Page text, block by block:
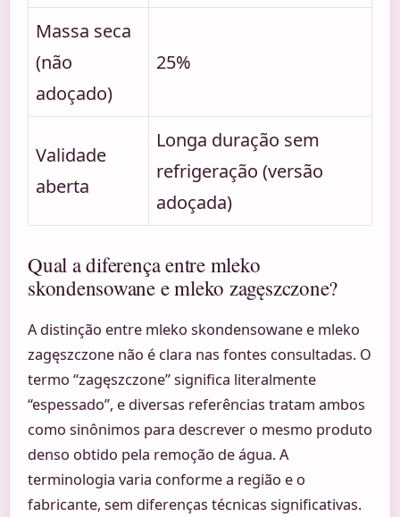
Massa seca
(não
adoçado)
25%
Validade
aberta
Longa duração sem
refrigeração (versão
adoçada)
Qual a diferença entre mleko
skondensowane e mleko zagęszczone?
A distinção entre mleko skondensowane e mleko
zagęszczone não é clara nas fontes consultadas. O
termo “zagęszczone” significa literalmente
“espessado”, e diversas referências tratam ambos
como sinônimos para descrever o mesmo produto
denso obtido pela remoção de água. A
terminologia varia conforme a região e o
fabricante, sem diferenças técnicas significativas.